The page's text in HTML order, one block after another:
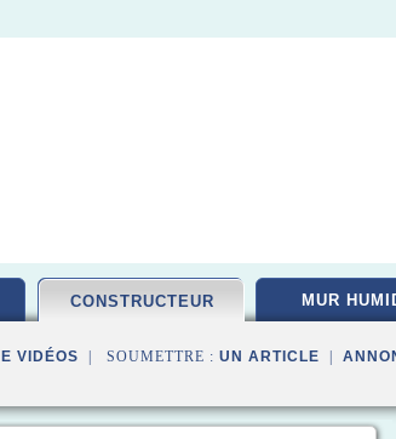
CONSTRUCTEUR MUR
VIDÉOS | SOUMETTRE : UN ARTICLE